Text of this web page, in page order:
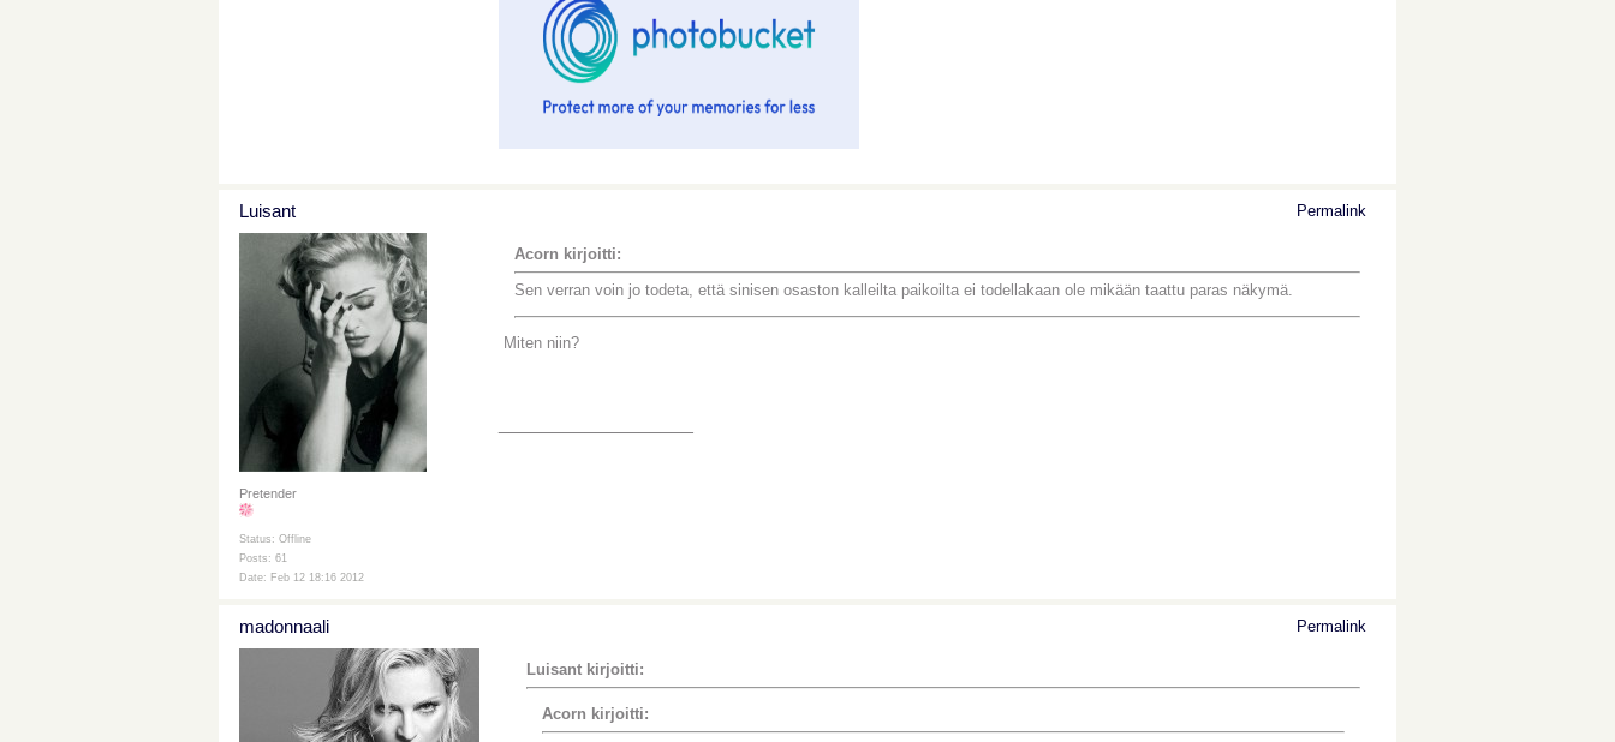
Luisant
Pretender
Status: Offline
Posts: 61
Date: Feb 12 18:16 2012
Permalink
Acorn kirjoitti:
Sen verran voin jo todeta, että sinisen osaston kalleilta paikoilta ei todellakaan ole mikään taattu paras näkymä.
Miten niin?
madonnaali Permalink
Luisant kirjoitti:
Acorn kirjoitti: